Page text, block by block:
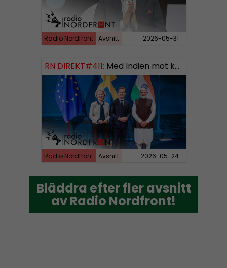
Radio Nordfront Avsnitt 2026-05-31
RN DIREKT#411: Med Indien mot kosmos SWISH: 0700738064
Radio Nordfront Avsnitt 2026-05-24
Bläddra efter fler avsnitt
av Radio Nordfront!
Bläddra efter fler avsnitt
av Radio Nordfront!